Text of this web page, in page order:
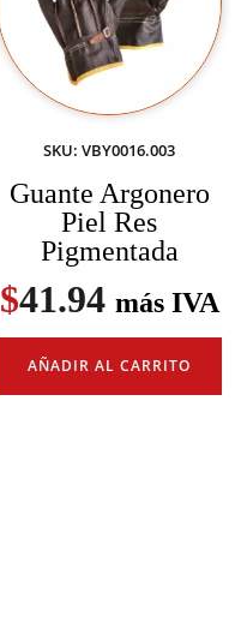
SKU: VBY0016.003
Guante Argonero
Piel Res
Pigmentada
$41.94 más IVA
AÑADIR AL CARRITO